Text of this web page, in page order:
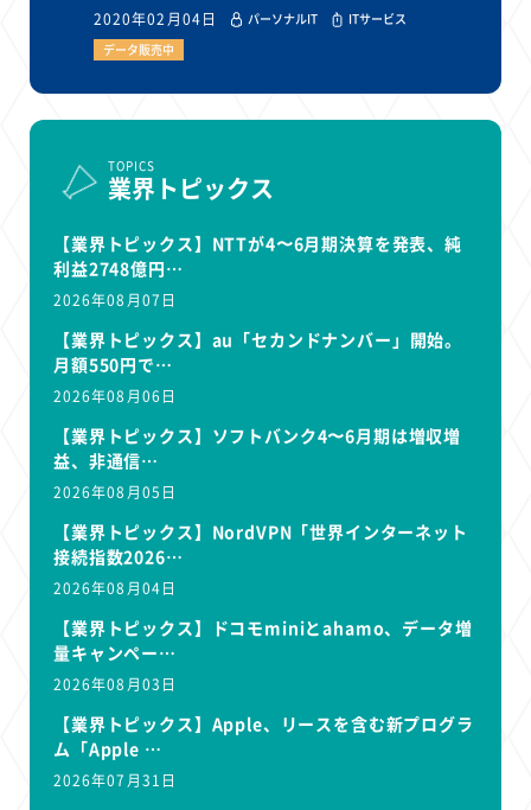
2020年02月04日 パーソナルIT
ITサービス
データ販売中
TOPICS
業界トピックス
【業界トピックス】NTTが4〜6月期決算を発表、純
利益2748億円…
2026年08月07日
【業界トピックス】au「セカンドナンバー」開始。
月額550円で…
2026年08月06日
【業界トピックス】ソフトバンク4〜6月期は増収増
益、非通信…
2026年08月05日
【業界トピックス】NordVPN「世界インターネット
接続指数2026…
2026年08月04日
【業界トピックス】ドコモminiとahamo、データ増
量キャンペー…
2026年08月03日
【業界トピックス】Apple、リースを含む新プログラ
ム「Apple …
2026年07月31日